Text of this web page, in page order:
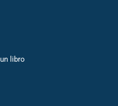
libro